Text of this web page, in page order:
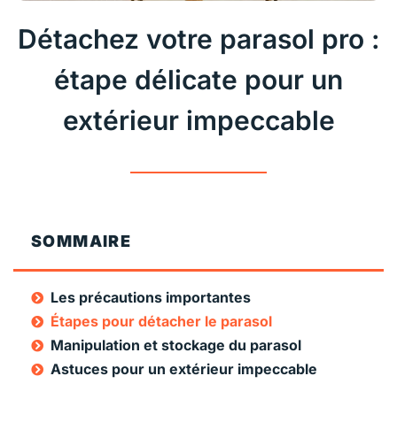
Détachez votre parasol pro :
étape délicate pour un
extérieur impeccable
SOMMAIRE
Les précautions importantes
Étapes pour détacher le parasol
Manipulation et stockage du parasol
Astuces pour un extérieur impeccable